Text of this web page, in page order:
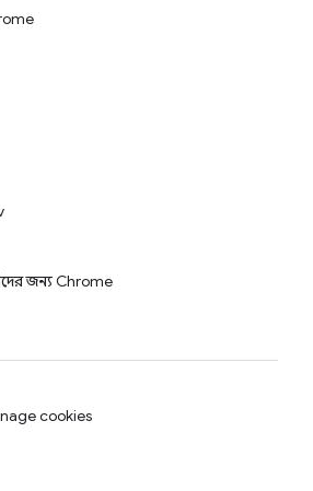
জন্য Chrome
cookies